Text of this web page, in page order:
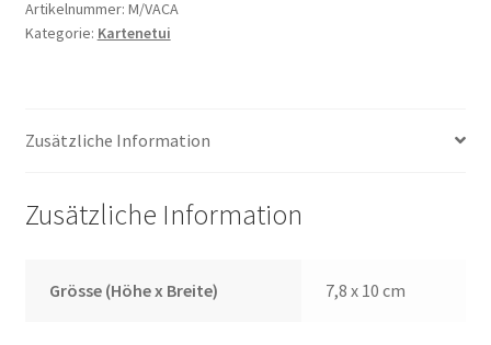
Artikelnummer: M/VACA
Kategorie: Kartenetui
Zusätzliche Information
Zusätzliche Information
Grösse (Höhe x Breite) 7,8 x 10 cm